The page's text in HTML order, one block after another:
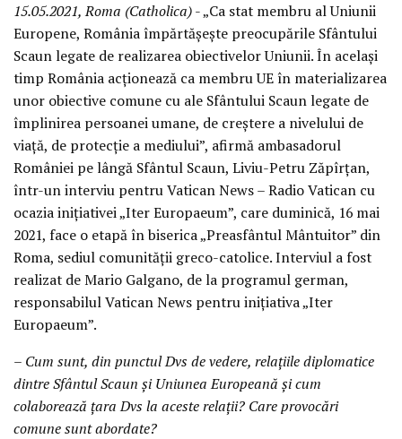
15.05.2021, Roma (Catholica)- „Ca stat membru al Uniunii
Europene, România împărtășește preocupările Sfântului
Scaun legate de realizarea obiectivelor Uniunii. În același
timp România acționează ca membru UE în materializarea
unor obiective comune cu ale Sfântului Scaun legate de
împlinirea persoanei umane, de creștere a nivelului de
viață, de protecție a mediului”, afirmă ambasadorul
României pe lângă Sfântul Scaun, Liviu-Petru Zăpîrțan,
într-un interviu pentru Vatican News – Radio Vatican cu
ocazia inițiativei „Iter Europaeum”, care duminică, 16 mai
2021, face o etapă în biserica „Preasfântul Mântuitor” din
Roma, sediul comunității greco-catolice. Interviul a fost
realizat de Mario Galgano, de la programul german,
responsabilul Vatican News pentru inițiativa „Iter
Europaeum”.
– Cum sunt, din punctul Dvs de vedere, relațiile diplomatice
dintre Sfântul Scaun și Uniunea Europeană și cum
colaborează țara Dvs la aceste relații? Care provocări
comune sunt abordate?